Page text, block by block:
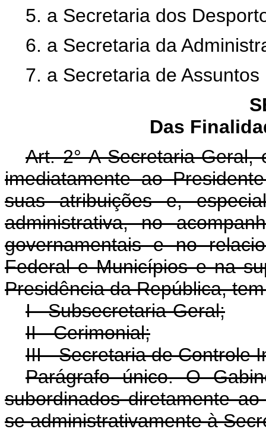
5. a Secretaria dos
6. a Secretaria da
7. a Secretaria de
Das
Art. 2° A Secretaria-
imediatamente ao
suas atribuições e,
administrativa, no
governamentais e no
Federal e Municípios e na
Presidência da República,
I - Subsecretaria-Geral;
II - Cerimonial;
III - Secretaria de Controle
Parágrafo único. O
subordinados diretamente
se administrativamente à